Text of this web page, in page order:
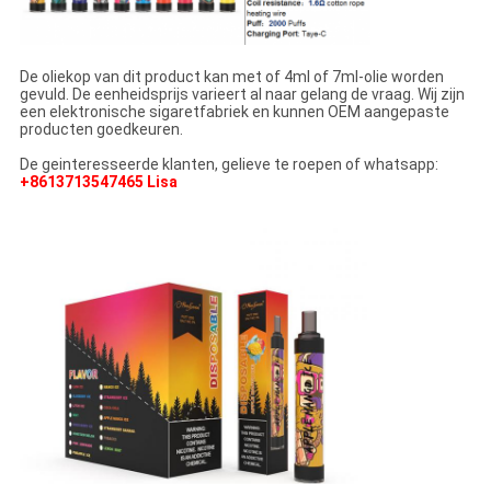
De oliekop van dit product kan met of 4ml of 7ml-olie worden
gevuld. De eenheidsprijs varieert al naar gelang de vraag. Wij zijn
een elektronische sigaretfabriek en kunnen OEM aangepaste
producten goedkeuren.
De geinteresseerde klanten, gelieve te roepen of whatsapp:
+8613713547465 Lisa